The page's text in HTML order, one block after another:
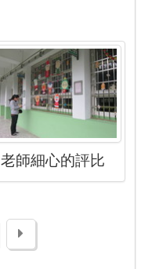
老師細心的評比
下一頁